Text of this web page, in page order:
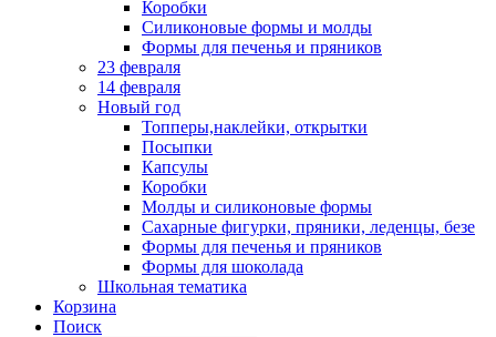
Коробки
Силиконовые формы и молды
Формы для печенья и пряников
23 февраля
14 февраля
Новый год
Топперы,наклейки, открытки
Посыпки
Капсулы
Коробки
Молды и силиконовые формы
Сахарные фигурки, пряники, леденцы, безе
Формы для печенья и пряников
Формы для шоколада
Школьная тематика
Корзина
Поиск